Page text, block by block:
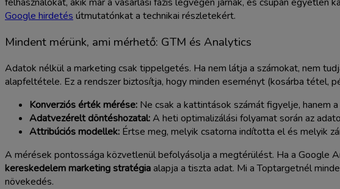
Google hirdetés útmutatónkat a technikai részletekért.
Mindent mérünk, ami mérhető: GTM és Analytics
Adatok nélkül a marketing csak tippelgetés. Ha nem látja a számokat, nem
alapfeltétele. Ez a rendszer biztosítja, hogy minden eseményt (kosárba tétel,
Konverziós érték mérése: Ne csak a kattintások számát figyelje, hanem
Adatvezérelt döntéshozatal:A heti optimalizálási folyamat során az
Attribúciós modellek: Értse meg, melyik csatorna indította el és melyik
A mérések pontossága közvetlenül befolyásolja a megtérülést. Ha a Google
kereskedelem marketing stratégiaalapja a tiszta adat. Mi a Toptargetnél
növekedés.